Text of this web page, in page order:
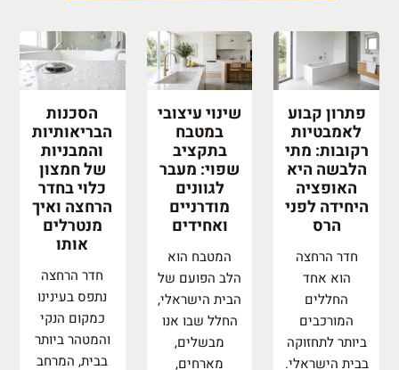
פתרון קבוע
לאמבטיות
רקובות: מתי
הלבשה היא
האופציה
היחידה לפני
הרס
חדר הרחצה
הוא אחד
החללים
המורכבים
ביותר לתחזוקה
בבית הישראלי.
שינוי עיצובי
במטבח
בתקציב
שפוי: מעבר
לגוונים
מודרניים
ואחידים
המטבח הוא
הלב הפועם של
הבית הישראלי,
החלל שבו אנו
מבשלים,
מארחים,
הסכנות
הבריאותיות
והמבניות
של חמצון
כלוי בחדר
הרחצה ואיך
מנטרלים
אותו
חדר הרחצה
נתפס בעינינו
כמקום הנקי
והמטהר ביותר
בבית, המרחב